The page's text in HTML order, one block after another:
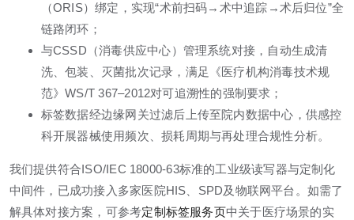
（ORIS）绑定，实现“术前扫码→术中追踪→术后归位”全
链路闭环；
与CSSD（消毒供应中心）管理系统对接，自动生成清
洗、包装、灭菌批次记录，满足《医疗机构消毒技术规
范》WS/T 367–2012对可追溯性的强制要求；
标签数据经边缘网关过滤后上传至院内数据中心，供感控
科开展器械使用频次、损耗周期与再处理合规性分析。
我们提供符合ISO/IEC 18000-63标准的工业级读写器与定制化
中间件，已成功接入多家医院HIS、SPD及物联网平台。如需了
解具体对接方案，可参考定制标签服务页中关于医疗场景的实